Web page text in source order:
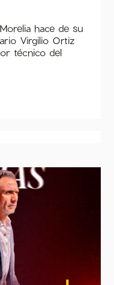
hace de su
Virgilio Ortiz
técnico del